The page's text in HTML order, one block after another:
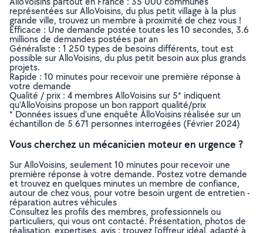
représentées sur AlloVoisins, du plus petit village à la plus
grande ville, trouvez un membre à proximité de chez vous !
Efficace : Une demande postée toutes les 10 secondes, 3.6
millions de demandes postées par an
Généraliste : 1 250 types de besoins différents, tout est
possible sur AlloVoisins, du plus petit besoin aux plus grands
projets.
Rapide : 10 minutes pour recevoir une première réponse à
votre demande
Qualité / prix : 4 membres AlloVoisins sur 5* indiquent
qu’AlloVoisins propose un bon rapport qualité/prix
* Données issues d’une enquête AlloVoisins réalisée sur un
échantillon de 5 671 personnes interrogées (Février 2024)
Vous cherchez un mécanicien moteur en urgence ?
Sur AlloVoisins, seulement 10 minutes pour recevoir une
première réponse à votre demande. Postez votre demande
et trouvez en quelques minutes un membre de confiance,
autour de chez vous, pour votre besoin urgent de entretien -
réparation autres véhicules
Consultez les profils des membres, professionnels ou
particuliers, qui vous ont contacté. Présentation, photos de
réalisation, expertises, avis : trouvez l'offreur idéal, adapté à